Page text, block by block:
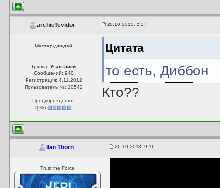
archieTevidor 26.10.2013, 2:37
Мастер-джедай
Группа: Участники
Сообщений: 940
Регистрация: 4.11.2012
Пользователь №: 20542
Предупреждения:
(0%)
Цитата
то есть, Диббон
Кто??
Ilan Thorn 26.10.2013, 9:16
Trust the Force